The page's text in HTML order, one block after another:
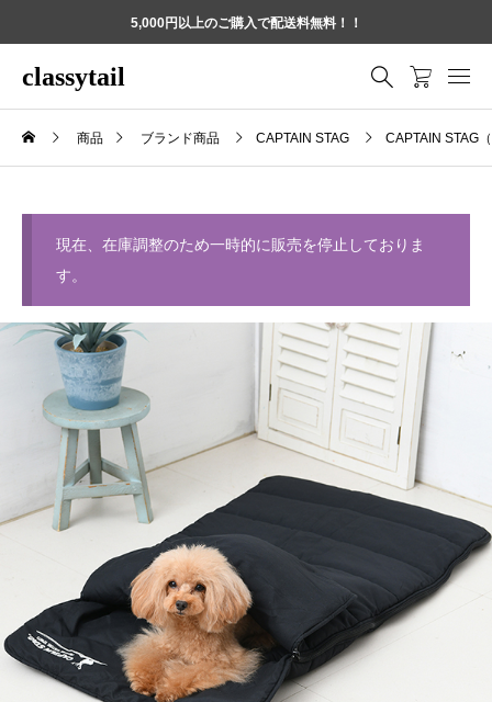
5,000円以上のご購入で配送料無料！！
classytail
商品 ブランド商品 CAPTAIN STAG CAPTAIN STAG
現在、在庫調整のため一時的に販売を停止しておりま
す。